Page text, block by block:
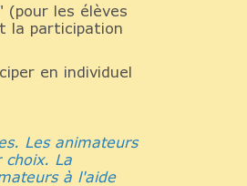
les élèves
la participation
en individuel
Les animateurs
choix. La
à l'aide